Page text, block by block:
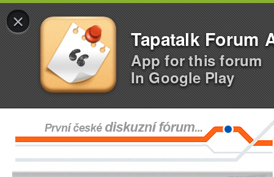
×
Tapatalk Forum
App for this forum
In Google Play